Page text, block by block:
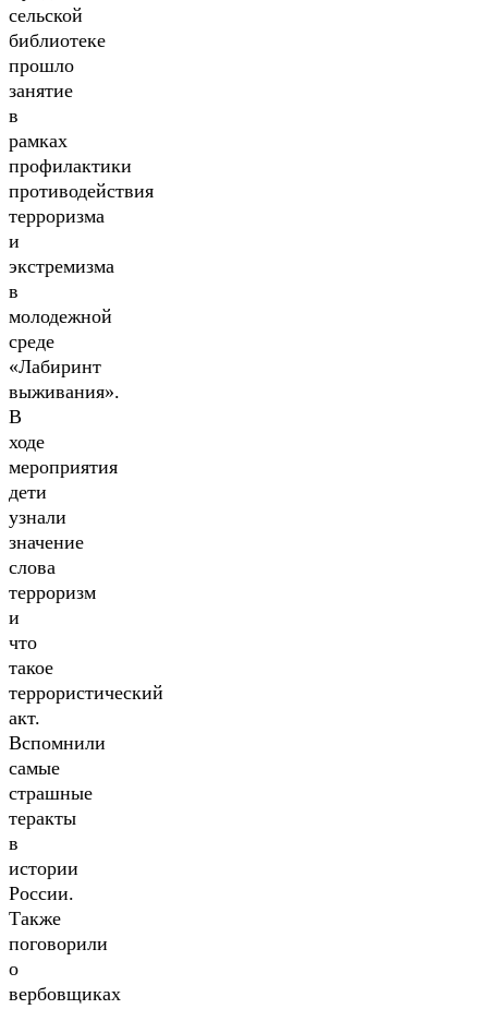
сельской
библиотеке
прошло
занятие
в
рамках
профилактики
противодействия
терроризма
и
экстремизма
в
молодежной
среде
«Лабиринт
выживания».
В
ходе
мероприятия
дети
узнали
значение
слова
терроризм
и
что
такое
террористический
акт.
Вспомнили
самые
страшные
теракты
в
истории
России.
Также
поговорили
о
вербовщиках